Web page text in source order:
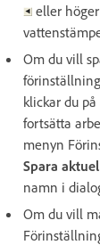
eller höger
Om du vill
klickar du på
fortsätta
menyn
Spara
namn i
Om du vill